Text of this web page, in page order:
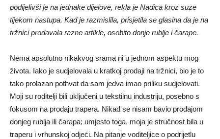
podijelivši je na jednake dijelove, rekla je Nadica kroz suze
tijekom nastupa. Kad je razmislila, prisjetila se glasina da je na
tržnici prodavala razne artikle, osobito donje rublje i čarape.
Nema apsolutno nikakvog srama ni u jednom aspektu mog
života. Iako je sudjelovala u kratkoj prodaji na tržnici, bio je to
tako prolazan pothvat da sam jedva imao priliku sudjelovati.
Moji su roditelji bili uključeni u tekstilnu industriju, posebno s
fokusom na prodaju trapera. Nikad se nisam bavio prodajom
donjeg rublja ili čarapa; umjesto toga, moja je stručnost bila u
traperu i vrhunskoj odjeći. Na pitanje voditeljice o podrijetlu